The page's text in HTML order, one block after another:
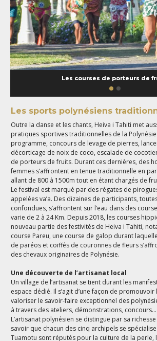
Les courses de porteurs de
Les sports polynésiens
Outre la danse et les chants, Heiva i Tahiti met
pratiques sportives traditionnelles de la
programme, concours de levage de pierres,
décorticage de noix de coco, escalade de
de porteurs de fruits. Durant ces dernières, des
femmes s’affrontent en tenue traditionnelle en
allant de 800 à 1500m tout en étant chargés de
Le festival est marqué par des régates de
appelées va’a. Des dizaines de participants,
confondues, s’affrontent sur l’eau dans des
varie de 2 à 24 Km. Depuis 2018, les courses
nouveau partie des festivités de Heiva i Tahiti,
course Pareu, une course de galop durant
de paréos et coiffés de couronnes de fleurs
des chevaux originaires de Polynésie.
Une découverte de l’artisanat local
Un village de l’artisanat se tient durant les
espace dédié. Il s’agit d’une façon de promouvoir
valoriser le savoir-faire exceptionnel des
à travers des ateliers, démonstrations, concours…
L’artisanat polynésien se distingue par sa
savoir que chacun des cinq archipels se
Tuamotu sont réputés pour la culture de la perle,